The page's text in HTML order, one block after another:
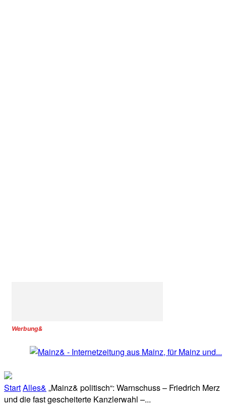
Werbung&
StartAlles& „Mainz& politisch“: Warnschuss – Friedrich Merz
und die fast gescheiterte Kanzlerwahl –...